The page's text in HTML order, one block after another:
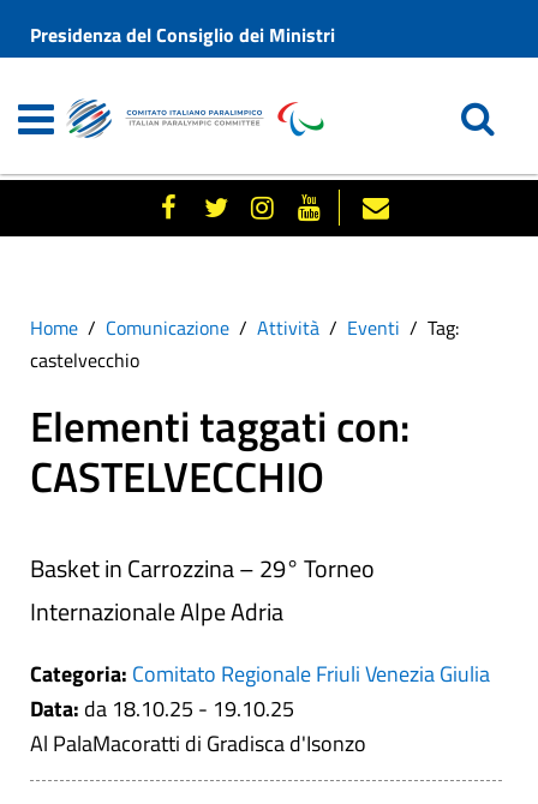
Presidenza del Consiglio dei Ministri
Home Comunicazione Attività Eventi
Tag:
castelvecchio
Elementi taggati con:
CASTELVECCHIO
Basket in Carrozzina – 29° Torneo
Internazionale Alpe Adria
Categoria: Comitato Regionale Friuli Venezia Giulia
Data: da 18.10.25 - 19.10.25
Al PalaMacoratti di Gradisca d'Isonzo